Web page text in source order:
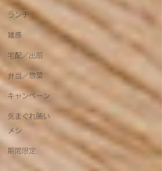
ランチ
雑感
宅配／出前
弁当／惣菜
キャンペーン
気まぐれ賄い
メシ
期間限定